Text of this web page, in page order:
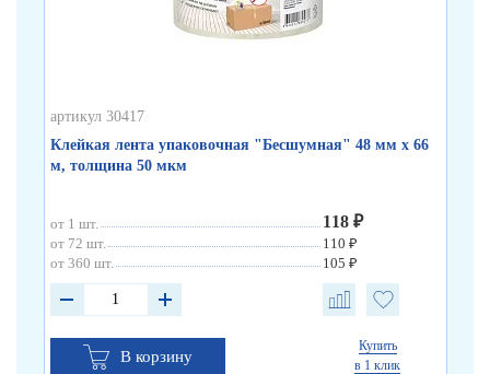
артикул 30417
Клейкая лента упаковочная "Бесшумная" 48 мм х 66
м, толщина 50 мкм
от 1 шт. 118 ₽
от 72 шт.
110 ₽
от 360 шт.
105 ₽
В корзину
Купить
в 1 клик